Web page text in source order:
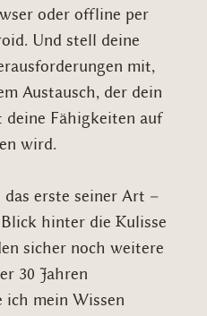
oder offline per
Und stell deine
mit,
Austausch, der dein
deine Fähigkeiten auf
wird.
erste seiner Art –
hinter die Kulisse
sicher noch weitere
30 Jahren
ich mein Wissen